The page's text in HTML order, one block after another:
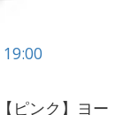
ピンク】ヨー